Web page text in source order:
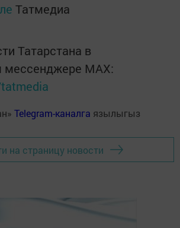
Татмедиа
Татарстана в
мессенджере MАХ:
Telegram-каналга язылыгыз
на страницу новости